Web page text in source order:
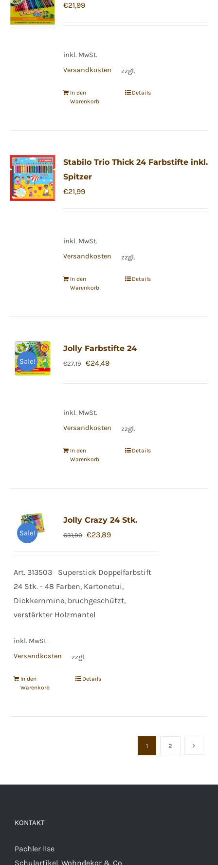
€21,99
inkl. MwSt.
zzgl.
Versandkosten
In den
Warenkorb
Details
Stabilo Trio Thick 24 Farbstifte inkl.
Spitzer
€21,99
inkl. MwSt.
zzgl.
Versandkosten
In den
Warenkorb
Details
Sale!
Jolly Farbstifte 24
€27,19 Ursprünglicher
€24,49Aktueller
inkl. MwSt.
zzgl.
Versandkosten
In den
Warenkorb
Details
Sale!
Jolly Crazy 24 Stk.
€31,90 Ursprünglicher
€31,90
€23,89Aktueller
€23,89.
Art. 313503 Superstick Doppelfarbstift
24 Stk. - 48 Farben, Kartonetui,
Dickkernmine, bruchgeschützt,
verstärkter Holzmantel
inkl. MwSt.
zzgl.
Versandkosten
In den
Warenkorb
Details
1 2
KONTAKT
Pachler Ilse
Schulartikel, Wohndekor & Co